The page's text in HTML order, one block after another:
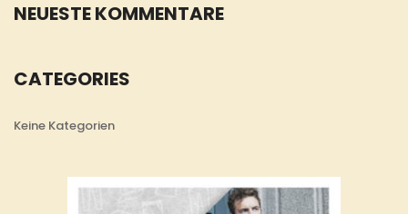
NEUESTE KOMMENTARE
CATEGORIES
Keine Kategorien